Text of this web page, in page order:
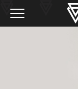
Toggle navigation